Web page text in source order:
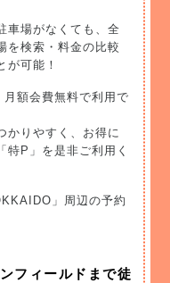
車場がなくても、全
を検索・料金の比較
が可能！
額会費無料で利用で
かりやすく、お得に
特P」を是非ご利用く
」周辺の予約
フィールドまで徒